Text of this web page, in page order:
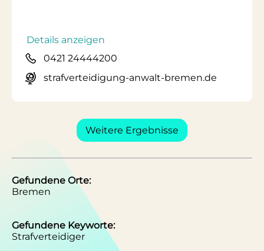
Details anzeigen
0421 24444200
strafverteidigung-anwalt-bremen.de
Weitere Ergebnisse
Gefundene Orte:
Bremen
Gefundene Keyworte:
Strafverteidiger